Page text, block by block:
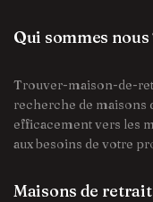
Qui sommes nous
Trouver-maison-de-
recherche de maisons
efficacement vers les
aux besoins de votre
Maisons de